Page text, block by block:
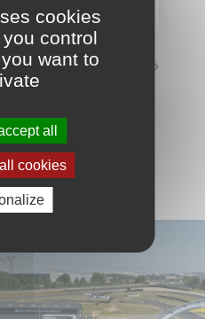
Roulage Starteam Racing
COMPLET
cookies
control
want to
all
cookies